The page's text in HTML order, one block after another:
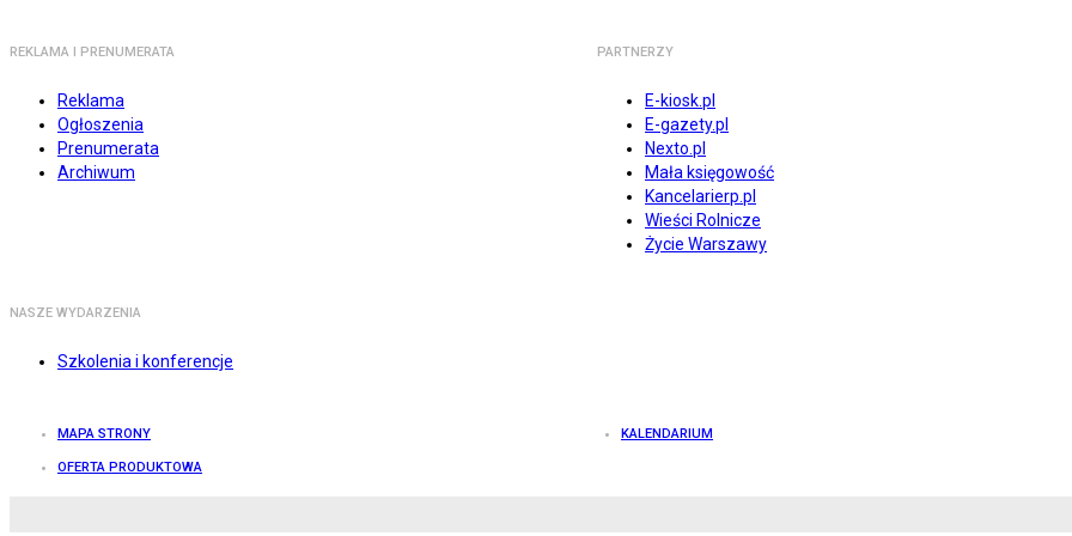
REKLAMA I PRENUMERATA
Reklama
Ogłoszenia
Prenumerata
Archiwum
PARTNERZY
E-kiosk.pl
E-gazety.pl
Nexto.pl
Mała księgowość
Kancelarierp.pl
Wieści Rolnicze
Życie Warszawy
NASZE WYDARZENIA
Szkolenia i konferencje
MAPA STRONY KALENDARIUM
OFERTA PRODUKTOWA